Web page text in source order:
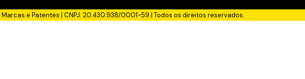
e Patentes | CNPJ: 20.430.938/0001-59 | Todos os direitos reservados.